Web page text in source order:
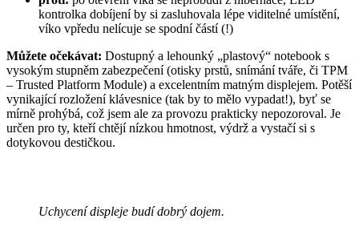
kontrolka dobíjení by si zasluhovala lépe viditelné umístění,
víko vpředu nelícuje se spodní částí (!)
Můžete očekávat: Dostupný a lehounký „plastový“ notebook s
vysokým stupněm zabezpečení (otisky prstů, snímání tváře, či TPM
– Trusted Platform Module) a excelentním matným displejem. Potěší
vynikající rozložení klávesnice (tak by to mělo vypadat!), byť se
mírně prohýbá, což jsem ale za provozu prakticky nepozoroval. Je
určen pro ty, kteří chtějí nízkou hmotnost, výdrž a vystačí si s
dotykovou destičkou.
Uchycení displeje budí dobrý dojem.